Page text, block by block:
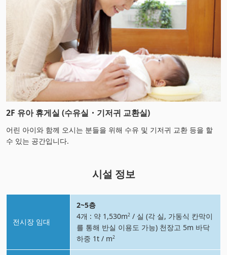
2F 유아 휴게실 (수유실・기저귀 교환실)
어린 아이와 함께 오시는 분들을 위해 수유 및 기저귀 교환 등을 할
수 있는 공간입니다.
시설 정보
전시장 임대
2~5층
4개 : 약 1,530m2 / 실 (각 실, 가동식 칸막이
를 통해 반실 이용도 가능) 천장고 5m 바닥
하중 1t / m2